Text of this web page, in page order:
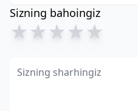
Sizning bahoingiz
★★★★★